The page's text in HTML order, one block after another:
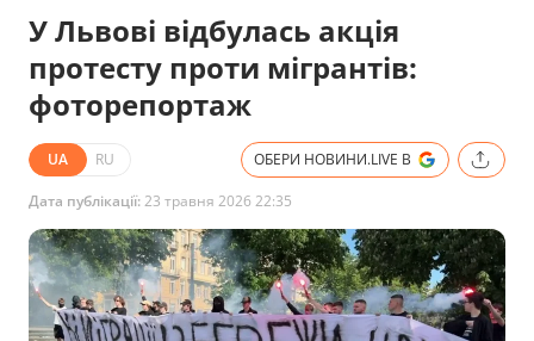
У Львові відбулась акція
протесту проти мігрантів:
фоторепортаж
UA RU ОБЕРИ НОВИНИ.LIVE В
Дата публікації:23 травня 2026 22:35